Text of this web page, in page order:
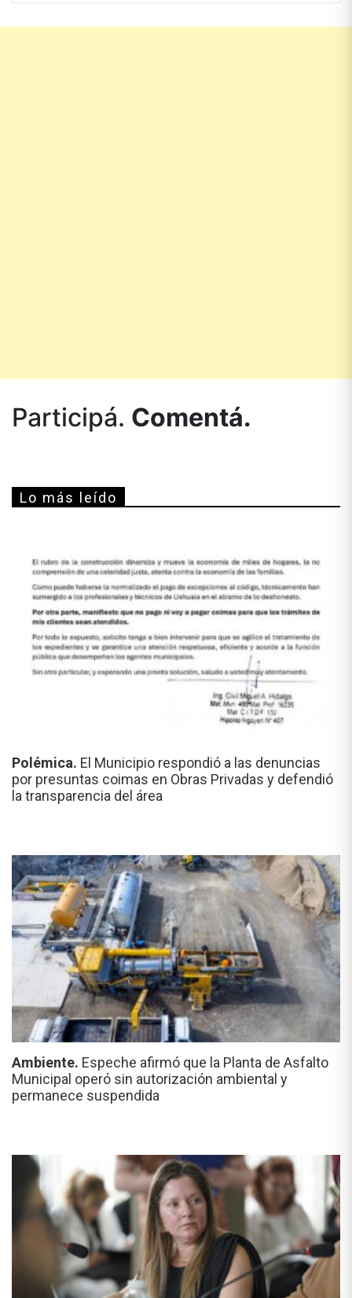
Participá. Comentá.
Lo más leído
Polémica. El Municipio respondió a las denuncias
por presuntas coimas en Obras Privadas y defendió
la transparencia del área
Ambiente. Espeche afirmó que la Planta de Asfalto
Municipal operó sin autorización ambiental y
permanece suspendida